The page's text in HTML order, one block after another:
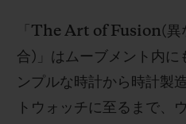
The Art of Fusion(異
合) 」はムーブメント内
ンプルな時計から時計製
トウォッチに至るまで、